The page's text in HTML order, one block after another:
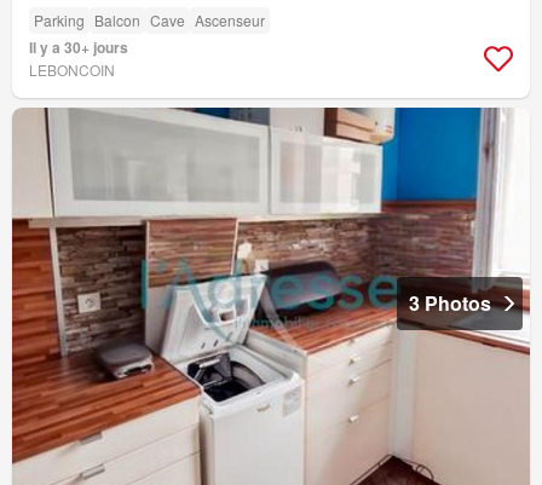
Parking Balcon Cave Ascenseur
Il y a 30+ jours
LEBONCOIN
3 Photos